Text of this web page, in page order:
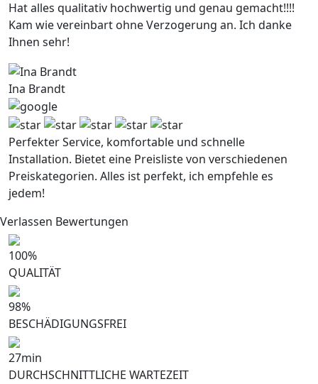
Hat alles qualitativ hochwertig und genau gemacht!!!!
Kam wie vereinbart ohne Verzogerung an. Ich danke
Ihnen sehr!
Ina Brandt
Perfekter Service, komfortable und schnelle
Installation. Bietet eine Preisliste von verschiedenen
Preiskategorien. Alles ist perfekt, ich empfehle es
jedem!
Verlassen Bewertungen
100%
QUALITÄT
98%
BESCHÄDIGUNGSFREI
27min
DURCHSCHNITTLICHE WARTEZEIT